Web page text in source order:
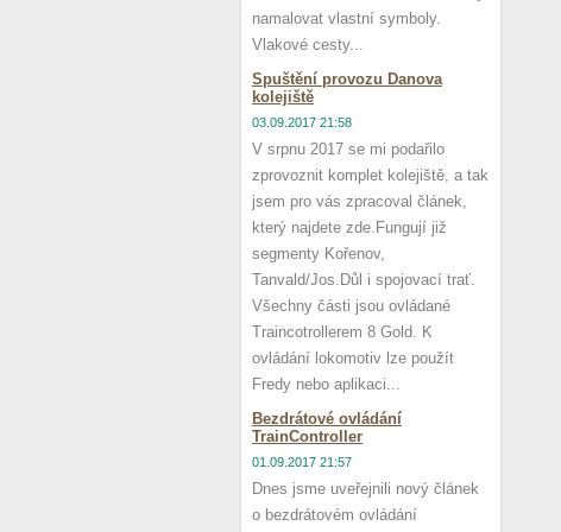
namalovat vlastní symboly.
Vlakové cesty...
Spuštění provozu Danova
kolejiště
03.09.2017 21:58
V srpnu 2017 se mi podařilo
zprovoznit komplet kolejiště, a tak
jsem pro vás zpracoval článek,
který najdete zde.Fungují již
segmenty Kořenov,
Tanvald/Jos.Důl i spojovací trať.
Všechny části jsou ovládané
Traincotrollerem 8 Gold. K
ovládání lokomotiv lze použít
Fredy nebo aplikaci...
Bezdrátové ovládání
TrainController
01.09.2017 21:57
Dnes jsme uveřejnili nový článek
o bezdrátovém ovládání